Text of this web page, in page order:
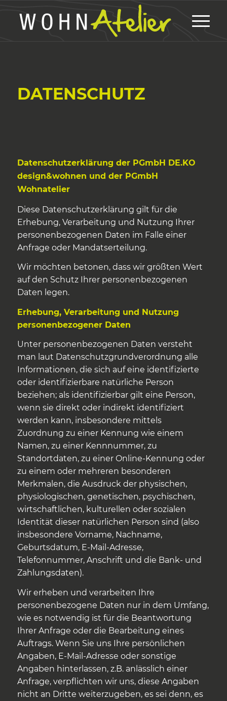
DATENSCHUTZ
Datenschutzerklärung der PGmbH DE.KO
design&wohnen und der PGmbH
Wohnatelier
Diese Datenschutzerklärung gilt für die
Erhebung, Verarbeitung und Nutzung Ihrer
personenbezogenen Daten im Falle einer
Anfrage oder Mandatserteilung.
Wir möchten betonen, dass wir größten Wert
auf den Schutz Ihrer personenbezogenen
Daten legen.
Erhebung, Verarbeitung und Nutzung
personenbezogener Daten
Unter personenbezogenen Daten versteht
man laut Datenschutzgrundverordnung alle
Informationen, die sich auf eine identifizierte
oder identifizierbare natürliche Person
beziehen; als identifizierbar gilt eine Person,
wenn sie direkt oder indirekt identifiziert
werden kann, insbesondere mittels
Zuordnung zu einer Kennung wie einem
Namen, zu einer Kennnummer, zu
Standortdaten, zu einer Online-Kennung oder
zu einem oder mehreren besonderen
Merkmalen, die Ausdruck der physischen,
physiologischen, genetischen, psychischen,
wirtschaftlichen, kulturellen oder sozialen
Identität dieser natürlichen Person sind (also
insbesondere Vorname, Nachname,
Geburtsdatum, E-Mail-Adresse,
Telefonnummer, Anschrift und die Bank- und
Zahlungsdaten).
Wir erheben und verarbeiten Ihre
personenbezogene Daten nur in dem Umfang,
wie es notwendig ist für die Beantwortung
Ihrer Anfrage oder die Bearbeitung eines
Auftrags. Wenn Sie uns Ihre persönlichen
Angaben, E-Mail-Adresse oder sonstige
Angaben hinterlassen, z.B. anlässlich einer
Anfrage, verpflichten wir uns, diese Angaben
nicht an Dritte weiterzugeben, es sei denn, es